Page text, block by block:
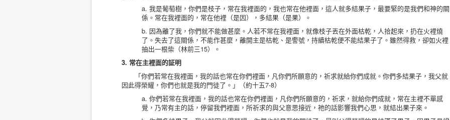
a. 我是葡萄樹，你們是枝子，常在我裡面的，我也常在他裡面，這人就多結果子，最要緊的是我們和神的關
係。常在我裡面的，常在他裡（是因），多結果（是果）。
b. 因為離了我，你們就不能做甚麼。人若不常在我裡面，就像枝子丟在外面枯乾，人拾起來，扔在火裡燒
了。失去了這關係，不能作甚麼，離開主是枯乾、是警號，持續枯乾便不能結果子了。雖然得救，卻如火裡
抽出一根柴（林前三15）。
3. 常在主裡面的証明
「你們若常在我裡面，我的話也常在你們裡面，凡你們所願意的，祈求就給你們成就。你們多結果子，我父就
因此得榮耀，你們也就是我的門徒了。」（約十五7-8）
a. 你們若常在我裡面，我的話也常在你們裡面，凡你們所願意的，祈求，就給你們成就，常在主裡不單感
覺，乃常有主的話，停留我們裡面，所祈求的與父意思接近，祂的話影響我們心思，就結出果子來。